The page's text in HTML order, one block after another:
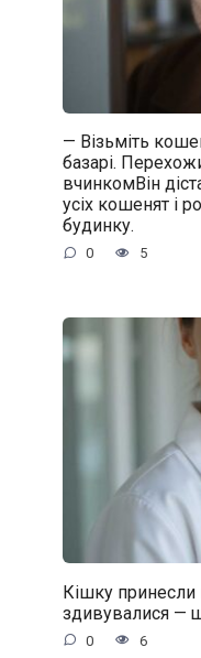
— Візьміть
базарі.
вчинкомВін
усіх кошенят і
будинку.
0 5
Кішку
здивувалися —
0 6